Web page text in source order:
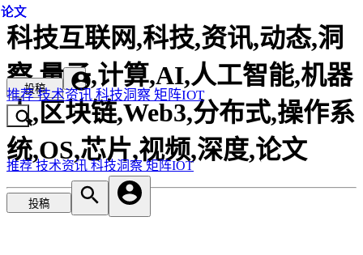
科技互联网,科技,资讯,动态,洞
察,量子,计算,AI,人工智能,机器
人,区块链,Web3,分布式,操作系
统,OS,芯片,视频,深度,论文
投稿
推荐技术资讯科技洞察 矩阵IOT
推荐技术资讯科技洞察矩阵IOT
投稿
论文
论文
论文